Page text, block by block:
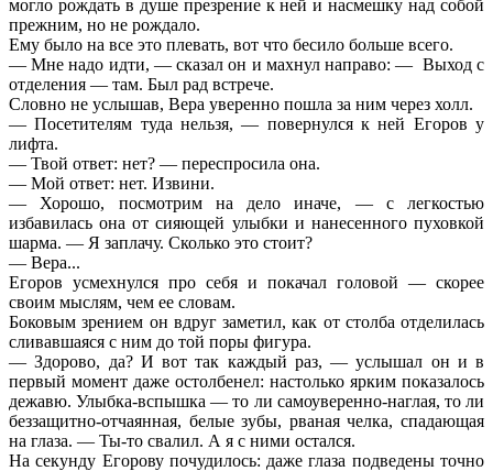
могло рождать в душе презрение к ней и насмешку над собой
прежним, но не рождало.
Ему было на все это плевать, вот что бесило больше всего.
— Мне надо идти, — сказал он и махнул направо: — Выход с
отделения — там. Был рад встрече.
Словно не услышав, Вера уверенно пошла за ним через холл.
— Посетителям туда нельзя, — повернулся к ней Егоров у
лифта.
— Твой ответ: нет? — переспросила она.
— Мой ответ: нет. Извини.
— Хорошо, посмотрим на дело иначе, — с легкостью
избавилась она от сияющей улыбки и нанесенного пуховкой
шарма. — Я заплачу. Сколько это стоит?
— Вера...
Егоров усмехнулся про себя и покачал головой — скорее
своим мыслям, чем ее словам.
Боковым зрением он вдруг заметил, как от столба отделилась
сливавшаяся с ним до той поры фигура.
— Здорово, да? И вот так каждый раз, — услышал он и в
первый момент даже остолбенел: настолько ярким показалось
дежавю. Улыбка-вспышка — то ли самоуверенно-наглая, то ли
беззащитно-отчаянная, белые зубы, рваная челка, спадающая
на глаза. — Ты-то свалил. А я с ними остался.
На секунду Егорову почудилось: даже глаза подведены точно